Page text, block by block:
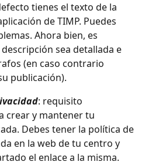
tienes el texto de la
de TIMP. Puedes
Ahora bien, es
sea detallada e
(en caso contrario
publicación).
: requisito
crear y mantener tu
Debes tener la política de
en la web de tu centro y
el enlace a la misma.